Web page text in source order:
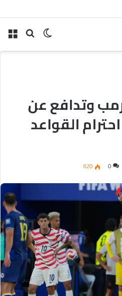
بحث الوضع
وتدافع عن
القواعد
0
620